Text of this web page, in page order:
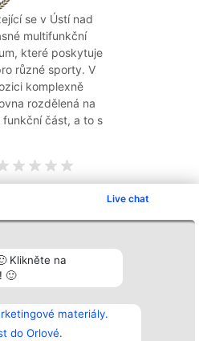
Live chat
Klikněte na
🙂
materiály.
do Orlové.
se v Ústí nad
multifunkční
které poskytuje
různé sporty. V
komplexně
rozdělená na
funkční část, a to s
všech
údajů
Kontakt